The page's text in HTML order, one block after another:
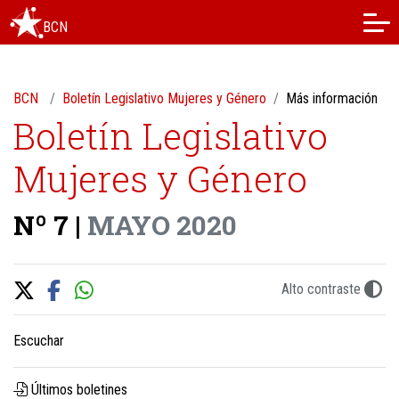
BCN
BCN Boletín Legislativo Mujeres y Género Más información
Boletín Legislativo
Mujeres y Género
Nº 7 | MAYO 2020
Alto contraste
Escuchar
Últimos boletines